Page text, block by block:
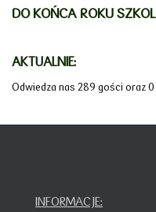
DO KOŃCA ROKU
AKTUALNIE:
Odwiedza nas 289 gości oraz
INFORMACJE: